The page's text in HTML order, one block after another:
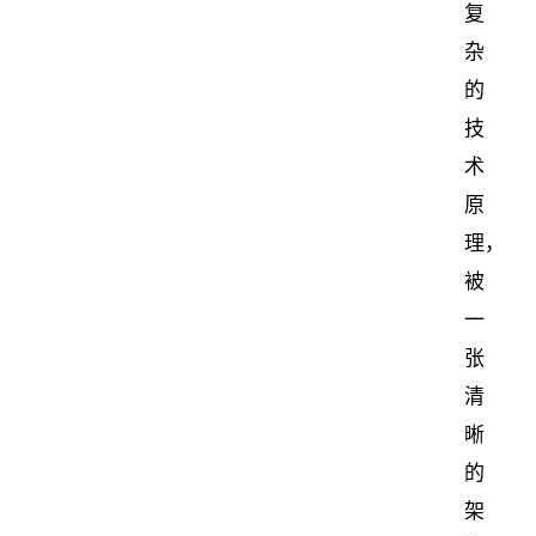
复
杂
的
技
术
原
理，
被
一
张
清
晰
的
架